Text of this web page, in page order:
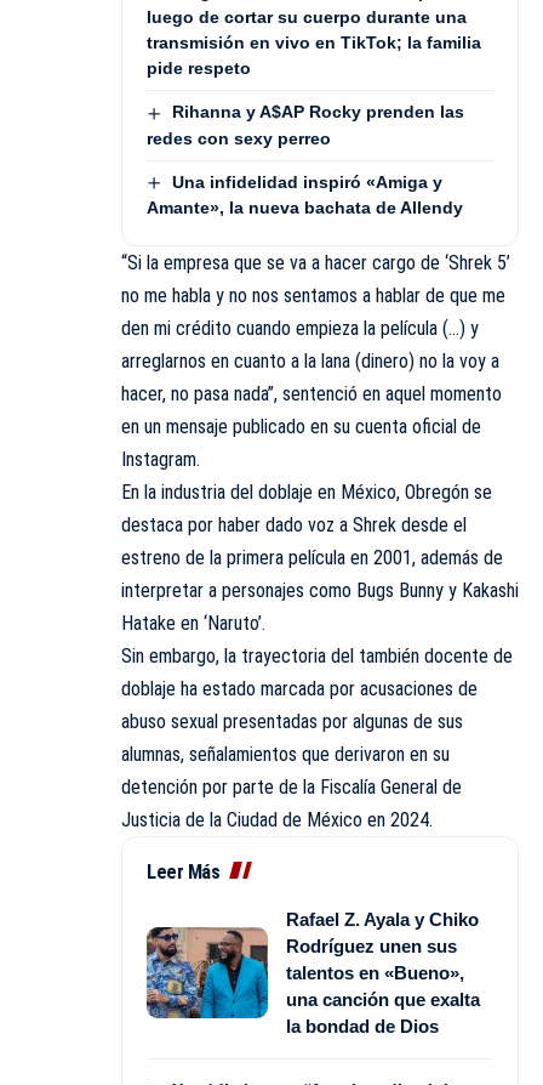
luego de cortar su cuerpo durante una
transmisión en vivo en TikTok; la familia
pide respeto
Rihanna y A$AP Rocky prenden las
redes con sexy perreo
Una infidelidad inspiró «Amiga y
Amante», la nueva bachata de Allendy
“Si la empresa que se va a hacer cargo de ‘Shrek 5’
no me habla y no nos sentamos a hablar de que me
den mi crédito cuando empieza la película (…) y
arreglarnos en cuanto a la lana (dinero) no la voy a
hacer, no pasa nada”, sentenció en aquel momento
en un mensaje publicado en su cuenta oficial de
Instagram.
En la industria del doblaje en México, Obregón se
destaca por haber dado voz a Shrek desde el
estreno de la primera película en 2001, además de
interpretar a personajes como Bugs Bunny y Kakashi
Hatake en ‘Naruto’.
Sin embargo, la trayectoria del también docente de
doblaje ha estado marcada por acusaciones de
abuso sexual presentadas por algunas de sus
alumnas, señalamientos que derivaron en su
detención por parte de la Fiscalía General de
Justicia de la Ciudad de México en 2024.
Leer Más
Rafael Z. Ayala y Chiko
Rodríguez unen sus
talentos en «Bueno»,
una canción que exalta
la bondad de Dios